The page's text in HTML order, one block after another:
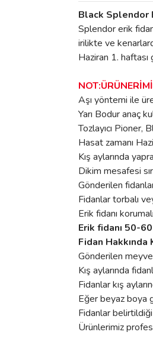
Black Splendor
Splendor erik
irilikte ve
Haziran 1. haftası
Aşı yöntemi ile
Yarı Bodur anaç
Tozlayıcı Pioner,
Hasat zamanı
Kış aylarında
Dikim mesafesi
Gönderilen
Fidanlar torbalı
Erik fidanı
Erik fidanı 50-
Fidan Hakkında
Gönderilen meyve
Kış aylarında
Fidanlar kış
Eğer beyaz boya
Fidanlar
Ürünlerimiz